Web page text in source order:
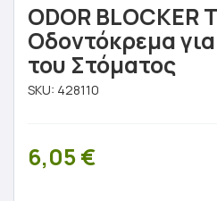
ODOR BLOCKER
Οδοντόκρεμα
του Στόματος
SKU: 428110
6,05€